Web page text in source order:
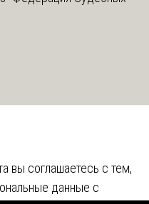
вы соглашаетесь с тем,
данные с